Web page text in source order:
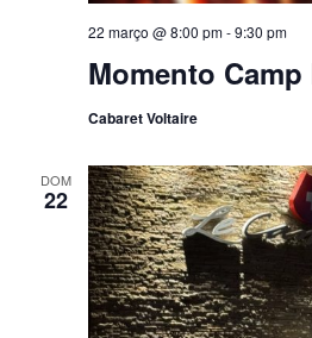
Momento
22 março @ 8:00 pm-9:30 pm
Cabaret Voltaire
DOM
22